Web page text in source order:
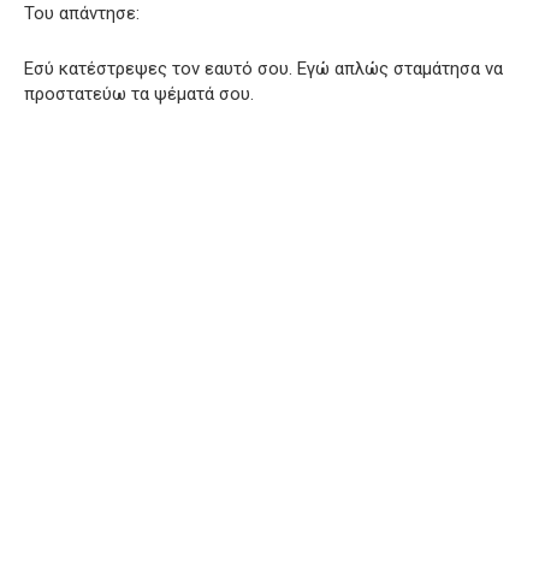
Του απάντησε:
Εσύ κατέστρεψες τον εαυτό σου. Εγώ απλώς σταμάτησα να
προστατεύω τα ψέματά σου.